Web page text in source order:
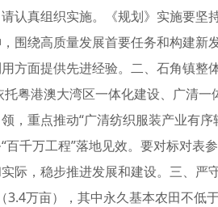
认真组织实施。《规划》实施要
围绕高质量发展首要任务和构建
方面提供先进经验。二、石角镇整
托粤港澳大湾区一体化建设、广清
，重点推动“广清纺织服装产业有
百千万工程”落地见效。要对标对表
际，稳步推进发展和建设。三、
3.4万亩），其中永久基本农田不低